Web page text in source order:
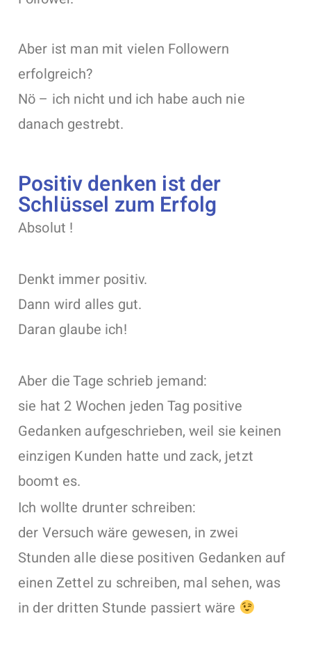
Aber ist man mit vielen Followern
erfolgreich?
Nö – ich nicht und ich habe auch nie
danach gestrebt.
Positiv denken ist der
Schlüssel zum Erfolg
Absolut !
Denkt immer positiv.
Dann wird alles gut.
Daran glaube ich!
Aber die Tage schrieb jemand:
sie hat 2 Wochen jeden Tag positive
Gedanken aufgeschrieben, weil sie keinen
einzigen Kunden hatte und zack, jetzt
boomt es.
Ich wollte drunter schreiben:
der Versuch wäre gewesen, in zwei
Stunden alle diese positiven Gedanken auf
einen Zettel zu schreiben, mal sehen, was
in der dritten Stunde passiert wäre